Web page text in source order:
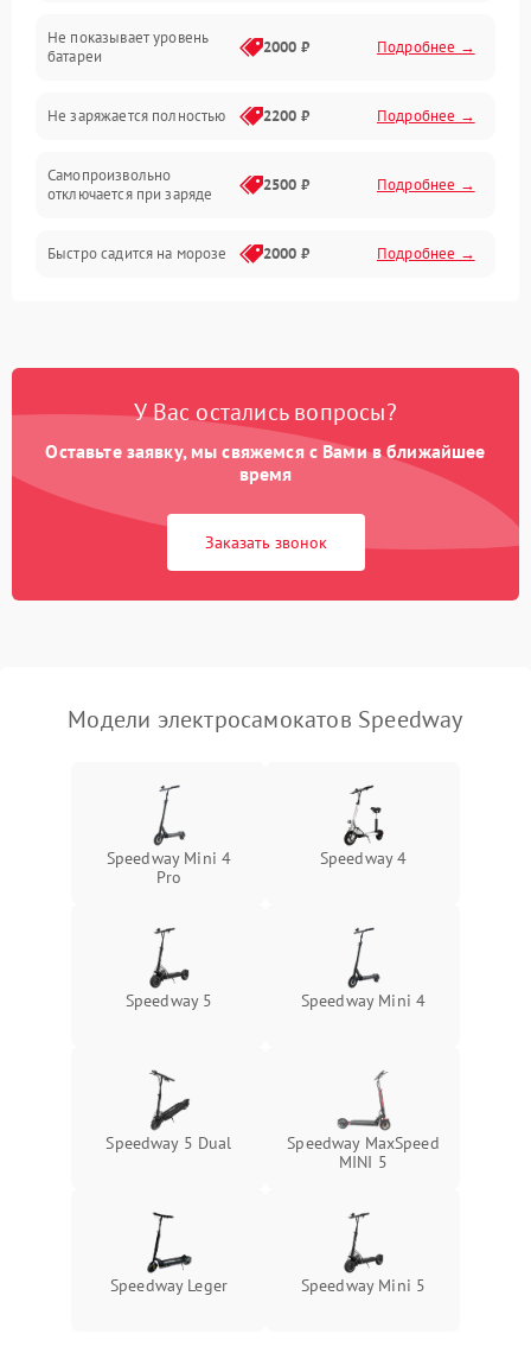
Электроника и управление
Не показывает уровень
батареи
2000 ₽ Подробнее →
Не заряжается полностью 2200 ₽ Подробнее →
Самопроизвольно
отключается при заряде
2500 ₽ Подробнее →
Быстро садится на морозе 2000 ₽ Подробнее →
У Вас остались вопросы?
Оставьте заявку, мы свяжемся с Вами в ближайшее
время
Заказать звонок
Модели электросамокатов Speedway
Speedway Mini 4
Pro
Speedway 4
Speedway 5 Speedway Mini 4
Speedway 5 Dual
Speedway MaxSpeed
MINI 5
Speedway Leger Speedway Mini 5